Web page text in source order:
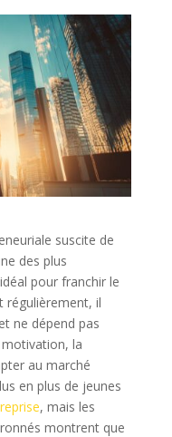
suscite de
des plus
pour franchir le
régulièrement, il
ne dépend pas
la
au marché
en plus de jeunes
, mais les
montrent que